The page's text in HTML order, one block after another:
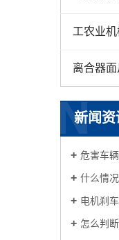
工农业
离合器面
新闻资
N
危害车辆刹车
什么情况车
电机刹车片损
怎么判